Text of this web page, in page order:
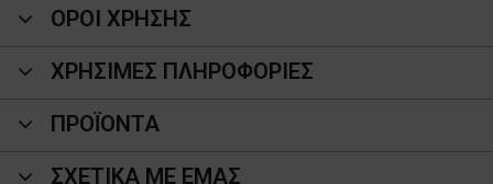
ΟΡΟΙ ΧΡΗΣΗΣ
ΧΡΗΣΙΜΕΣ ΠΛΗΡΟΦΟΡΙΕΣ
ΠΡΟΪΌΝΤΑ
ΣΧΕΤΙΚΑ ΜΕ ΕΜΑΣ